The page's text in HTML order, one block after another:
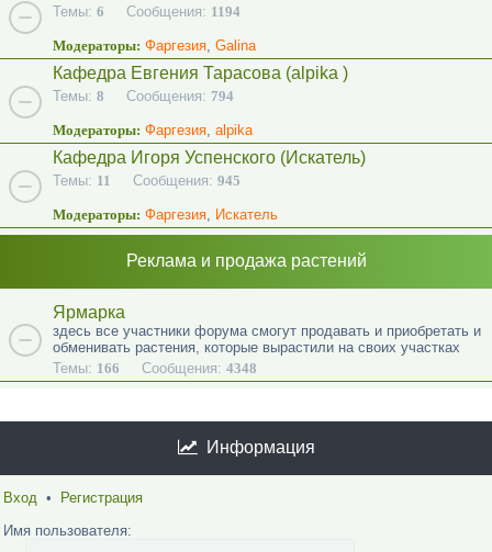
Темы: 6 Сообщения: 1194
Модераторы: Фаргезия, Galina
Кафедра Евгения Тарасова (alpika )
Темы: 8 Сообщения: 794
Модераторы: Фаргезия, alpika
Кафедра Игоря Успенского (Искатель)
Темы: 11 Сообщения: 945
Модераторы: Фаргезия, Искатель
Реклама и продажа растений
Ярмарка
здесь все участники форума смогут продавать и приобретать и
обменивать растения, которые вырастили на своих участках
Темы: 166 Сообщения: 4348
Информация
Вход •
Регистрация
Имя пользователя: